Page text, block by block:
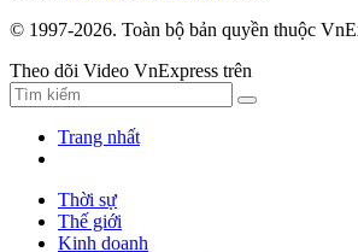
© 1997-2026. Toàn bộ bản quyền thuộc
Theo dõi Video VnExpress trên
Trang nhất
Thời sự
Thế giới
Kinh doanh